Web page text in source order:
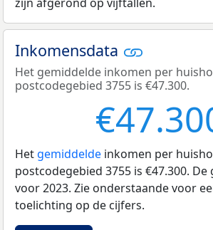
Inkomensdata
Het gemiddelde inkomen per
postcodegebied 3755 is €47.300.
Het gemiddelde inkomen per
postcodegebied 3755 is €47.300. De
voor 2023. Zie onderstaande voor
toelichting op de cijfers.